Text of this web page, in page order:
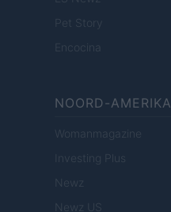
Pet Story
Encocina
NOORD-AMERIKA
Womanmagazine
Investing Plus
Newz
Newz US